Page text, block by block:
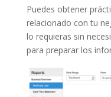
Puedes obtener
relacionado con tu
lo requieras sin
para preparar los